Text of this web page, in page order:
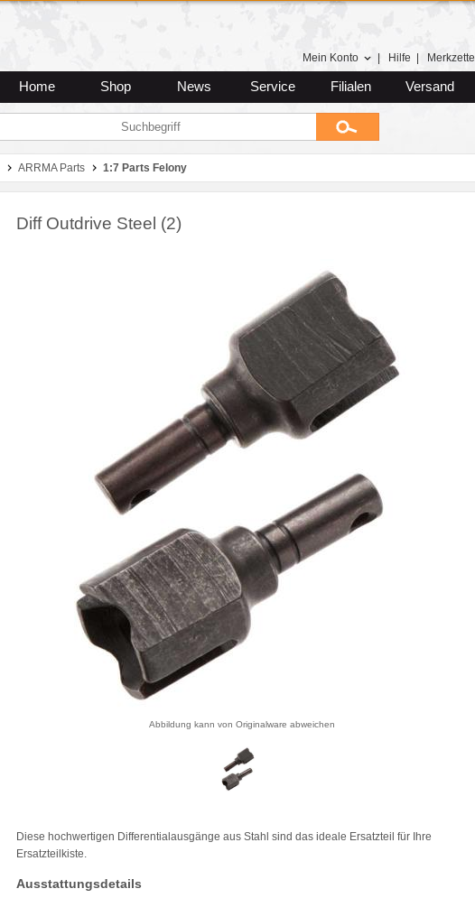
Mein Konto Hilfe Merkzettel
Home Shop News Service Filialen Versand
ARRMA Parts 1:7 Parts Felony
Diff Outdrive Steel (2)
Abbildung kann von Originalware abweichen
Diese hochwertigen Differentialausgänge aus Stahl sind das ideale Ersatzteil für Ihre
Ersatzteilkiste.
Ausstattungsdetails